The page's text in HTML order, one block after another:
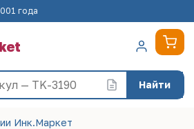
года
Найти
Инк.Маркет